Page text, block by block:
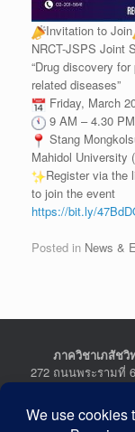
Invitation to Join
NRCT-JSPS Joint
“Drug discovery
related diseases”
Friday, March
9 AM – 4.30 PM
Stang
Mahidol University
Register via the
to join the event
https://bit.ly/
Posted in News &
ภาควิชาเภสัช
272 ถนนพระรามที่
Department of